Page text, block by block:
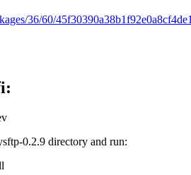
36/60/
0.2.9 directory and run: